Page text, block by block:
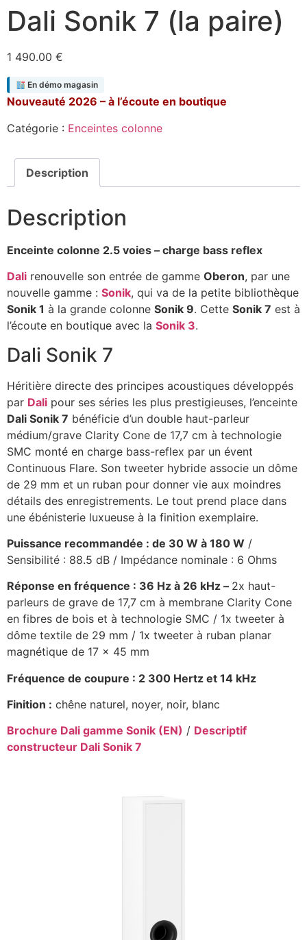
Dali Sonik 7 (la paire)
1 490.00 €
En démo magasin
Nouveauté 2026 – à l’écoute en boutique
Catégorie : Enceintes colonne
Description
Description
Enceinte colonne 2.5 voies – charge bass reflex
Dali renouvelle son entrée de gamme Oberon, par une
nouvelle gamme : Sonik, qui va de la petite bibliothèque
Sonik 1 à la grande colonne Sonik 9. Cette Sonik 7 est à
l’écoute en boutique avec la Sonik 3.
Dali Sonik 7
Héritière directe des principes acoustiques développés
par Dali pour ses séries les plus prestigieuses, l’enceinte
Dali Sonik 7 bénéficie d’un double haut-parleur
médium/grave Clarity Cone de 17,7 cm à technologie
SMC monté en charge bass-reflex par un évent
Continuous Flare. Son tweeter hybride associe un dôme
de 29 mm et un ruban pour donner vie aux moindres
détails des enregistrements. Le tout prend place dans
une ébénisterie luxueuse à la finition exemplaire.
Puissance recommandée : de 30 W à 180 W /
Sensibilité : 88.5 dB / Impédance nominale : 6 Ohms
Réponse en fréquence : 36 Hz à 26 kHz – 2x haut-
parleurs de grave de 17,7 cm à membrane Clarity Cone
en fibres de bois et à technologie SMC / 1x tweeter à
dôme textile de 29 mm / 1x tweeter à ruban planar
magnétique de 17 x 45 mm
Fréquence de coupure : 2 300 Hertz et 14 kHz
Finition : chêne naturel, noyer, noir, blanc
Brochure Dali gamme Sonik (EN) / Descriptif
constructeur Dali Sonik 7